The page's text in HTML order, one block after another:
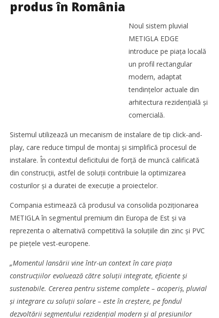
Mariana
WDP își consolidează prezența pe piața europeană și
investește în noi proiecte logistice din România
Mariana
produs în România
Noul sistem pluvial
METIGLA EDGE
introduce pe piața locală
un profil rectangular
modern, adaptat
tendințelor actuale din
arhitectura rezidențială și
comercială.
Sistemul utilizează un mecanism de instalare de tip click-and-
play, care reduce timpul de montaj și simplifică procesul de
instalare. În contextul deficitului de forță de muncă calificată
din construcții, astfel de soluții contribuie la optimizarea
costurilor și a duratei de execuție a proiectelor.
Compania estimează că produsul va consolida poziționarea
METIGLA în segmentul premium din Europa de Est și va
reprezenta o alternativă competitivă la soluțiile din zinc și PVC
pe piețele vest-europene.
„Momentul lansării vine într-un context în care piața
construcțiilor evoluează către soluții integrate, eficiente și
sustenabile. Cererea pentru sisteme complete – acoperiș, pluvial
și integrare cu soluții solare – este în creștere, pe fondul
dezvoltării segmentului rezidențial modern și al presiunilor